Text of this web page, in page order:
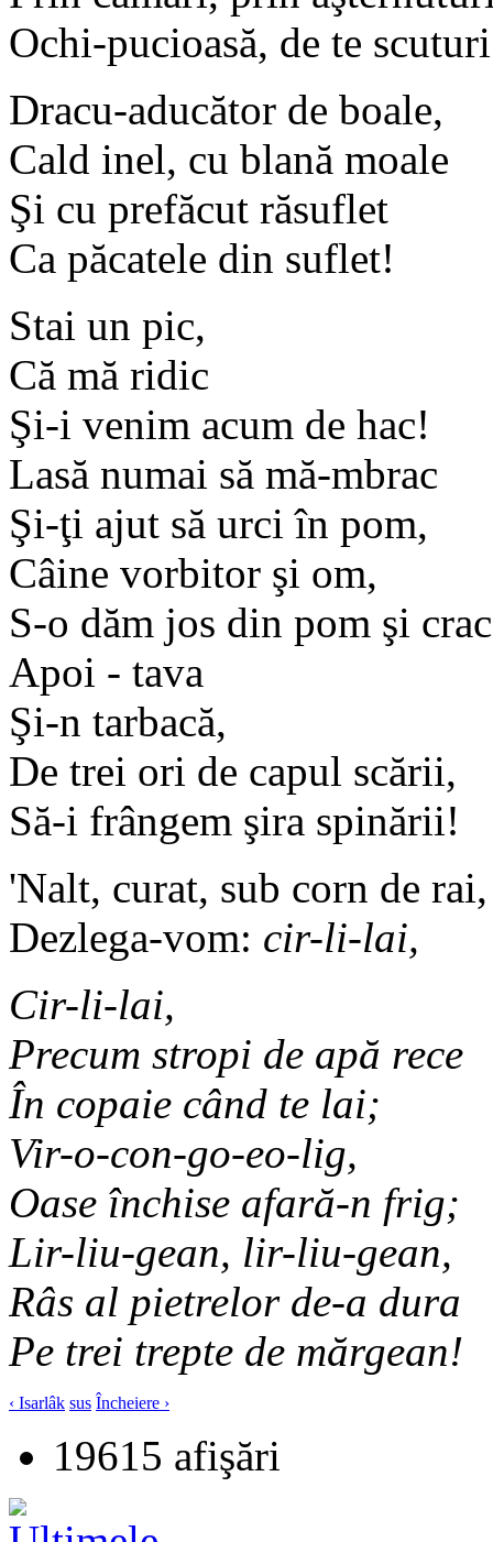
Ochi-pucioasă, de te
Dracu-aducător de boale,
Cald inel, cu blană moale
Şi cu prefăcut răsuflet
Ca păcatele din suflet!
Stai un pic,
Că mă ridic
Şi-i venim acum de hac!
Lasă numai să mă-mbrac
Şi-ţi ajut să urci în pom,
Câine vorbitor şi om,
S-o dăm jos din pom şi
Apoi - tava
Şi-n tarbacă,
De trei ori de capul scării,
Să-i frângem şira spinării!
'Nalt, curat, sub corn de rai,
Dezlega-vom: cir-li-lai,
Cir-li-lai,
Precum stropi de apă rece
În copaie când te lai;
Vir-o-con-go-eo-lig,
Oase închise afară-n frig;
Lir-liu-gean, lir-liu-gean,
Râs al pietrelor de-a dura
Pe trei trepte de mărgean!
‹ Isarlâk sus Încheiere ›
19615 afişări